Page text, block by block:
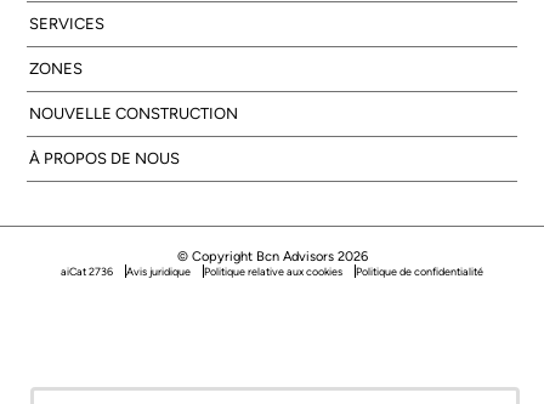
SERVICES
ZONES
NOUVELLE CONSTRUCTION
À PROPOS DE NOUS
© Copyright Bcn Advisors 2026
aiCat 2736 Avis juridique Politique relative aux cookies Politique de confidentialité